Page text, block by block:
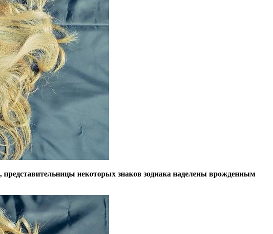
некоторых знаков зодиака наделены врожденным